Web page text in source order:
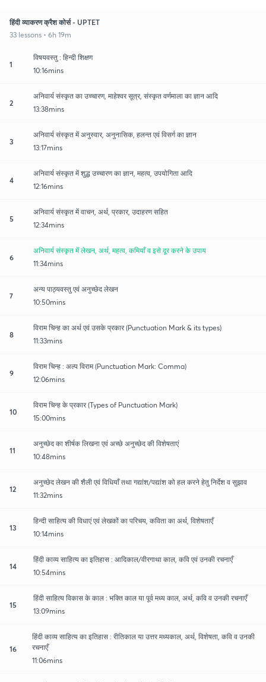
हिंदी व्याकरण क्रैश कोर्स - UPTET
33 lessons • 6h 19m
1
विषयवस्तु : हिन्दी शिक्षण
10:16mins
2
अनिवार्य संस्कृत का उच्चारण, माहेश्वर सूत्र, संस्कृत वर्णमाला का ज्ञान आदि
13:38mins
3
अनिवार्य संस्कृत में अनुस्वार, अनुनासिक, हलन्त एवं विसर्ग का ज्ञान
13:17mins
4
अनिवार्य संस्कृत में शुद्ध उच्चारण का ज्ञान, महत्व, उपयोगिता आदि
12:16mins
5
अनिवार्य संस्कृत में वाचन, अर्थ, प्रकार, उदाहरण सहित
12:34mins
6
अनिवार्य संस्कृत में लेखन, अर्थ, महत्व, कमियाँ व इसे दूर करने के उपाय
11:34mins
7
अन्य पाठ्यवस्तु एवं अनुच्छेद लेखन
10:50mins
8
विराम चिन्ह का अर्थ एवं उसके प्रकार (Punctuation Mark & its types)
11:33mins
9
विराम चिन्ह : अल्प विराम (Punctuation Mark: Comma)
12:06mins
10
विराम चिन्ह के प्रकार (Types of Punctuation Mark)
15:00mins
11
अनुच्छेद का शीर्षक लिखना एवं अच्छे अनुच्छेद की विशेषताएं
10:48mins
12
अनुच्छेद लेखन की शैली एवं विधियाँ तथा गद्यांश/पद्यांश को हल करने हेतु निर्देश व सुझाव
11:32mins
13
हिन्दी साहित्य की विधाएं एवं लेखकों का परिचय, कविता का अर्थ, विशेषताएँ
10:14mins
14
हिंदी काव्य साहित्य का इतिहास : आदिकाल/वीरगाथा काल, कवि एवं उनकी रचनाएँ
10:54mins
15
हिंदी साहित्य विकास के काल : भक्ति काल या पूर्व मध्य काल, अर्थ, कवि व उनकी रचनाएँ
13:09mins
16
हिंदी काव्य साहित्य का इतिहास : रीतिकाल या उत्तर मध्यकाल, अर्थ, विशेषता, कवि व उनकी
रचनाएँ
11:06mins